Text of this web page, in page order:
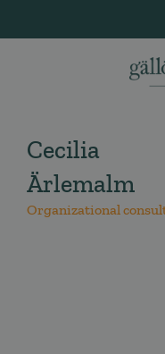
Cecilia
Ärlemalm
Organizational